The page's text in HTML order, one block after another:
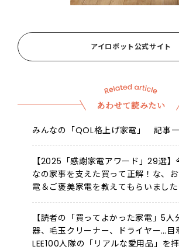
アイロボット公式サイト
あわせて読みたい
みんなの「QOL格上げ家電」 記事
【2025「感謝家電アワード」29選】
なの家事を支えた買って正解！な、
電＆ご褒美家電を教えてもらいました
【読者の「買ってよかった家電」5人
器、毛玉クリーナー、ドライヤー…目
LEE100人隊の「リアルな愛用品」を